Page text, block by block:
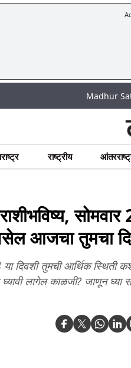
Madhur Satta Matka:
राष्ट्रीय
आजचा तुमचा
दिवशी तुमची आर्थिक स्थिती
घ्यावी लागेल काळजी? जाणून